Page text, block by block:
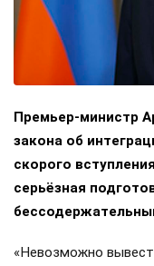
Премьер-министр
закона об
скорого
серьёзная
«Невозможно